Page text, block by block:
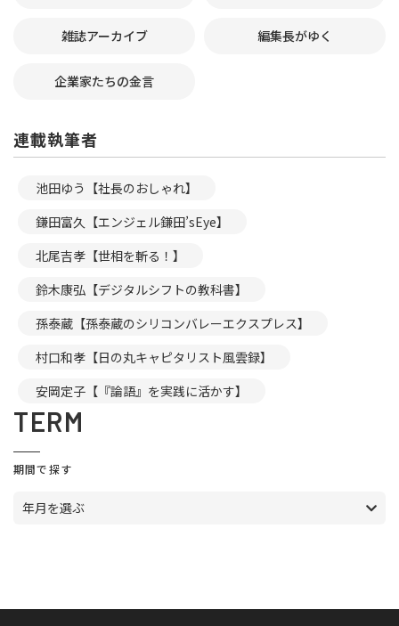
雑誌アーカイブ 編集長がゆく
企業家たちの金言
連載執筆者
池田ゆう【社長のおしゃれ】
鎌田富久【エンジェル鎌田’sEye】
北尾吉孝【世相を斬る！】
鈴木康弘【デジタルシフトの教科書】
孫泰蔵【孫泰蔵のシリコンバレーエクスプレス】
村口和孝【日の丸キャピタリスト風雲録】
安岡定子【『論語』を実践に活かす】
TERM
期間で探す
年月を選ぶ